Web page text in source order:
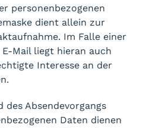
personenbezogenen
dient allein zur
Im Falle einer
Mail liegt hieran auch
Interesse an der
des Absendevorgangs
Daten dienen